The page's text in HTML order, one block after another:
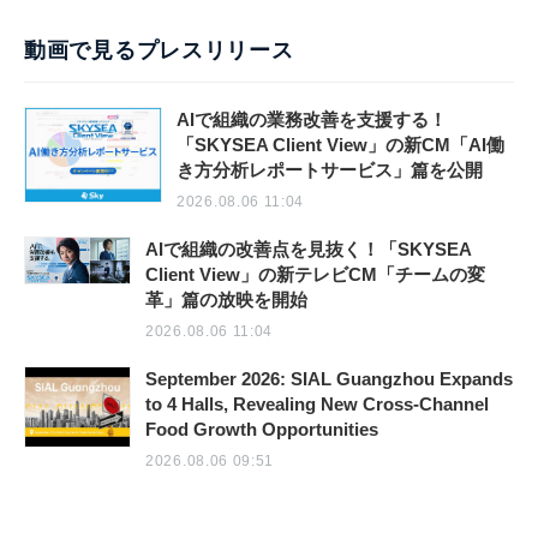
動画で見るプレスリリース
AIで組織の業務改善を支援する！
「SKYSEA Client View」の新CM「AI働
き方分析レポートサービス」篇を公開
2026.08.06 11:04
AIで組織の改善点を見抜く！「SKYSEA
Client View」の新テレビCM「チームの変
革」篇の放映を開始
2026.08.06 11:04
September 2026: SIAL Guangzhou Expands
to 4 Halls, Revealing New Cross-Channel
Food Growth Opportunities
2026.08.06 09:51